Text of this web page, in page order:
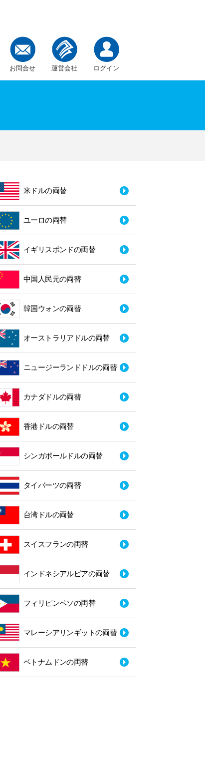
お問合せ 運営会社 ログイン
米ドルの両替
ユーロの両替
イギリスポンドの両替
中国人民元の両替
韓国ウォンの両替
オーストラリアドルの両替
ニュージーランドドルの両替
カナダドルの両替
香港ドルの両替
シンガポールドルの両替
タイバーツの両替
台湾ドルの両替
スイスフランの両替
インドネシアルピアの両替
フィリピンペソの両替
マレーシアリンギットの両替
ベトナムドンの両替